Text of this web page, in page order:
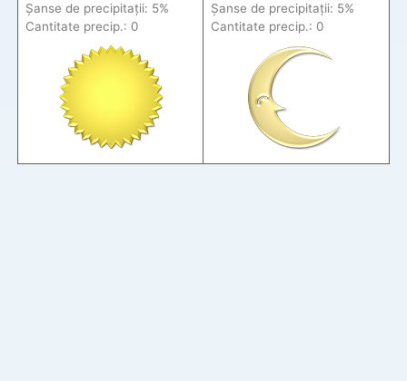
Șanse de precipitații: 5%
Cantitate precip.: 0
Șanse de precipitații: 5%
Cantitate precip.: 0